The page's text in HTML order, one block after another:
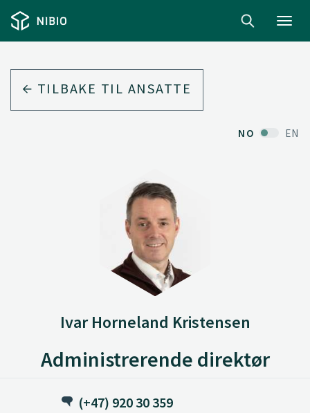
TILBAKE TIL ANSATTE
NO EN
Ivar Horneland Kristensen
Administrerende direktør
(+47) 920 30 359